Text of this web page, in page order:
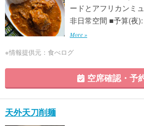
ードとアフリカンミ
非日常空間 ■予算(夜
More »
※情報提供元：食べログ
空席確認・予
天外天刀削麺